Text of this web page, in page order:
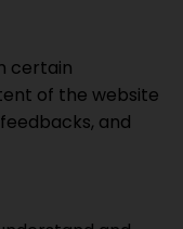
certain
of the website
and